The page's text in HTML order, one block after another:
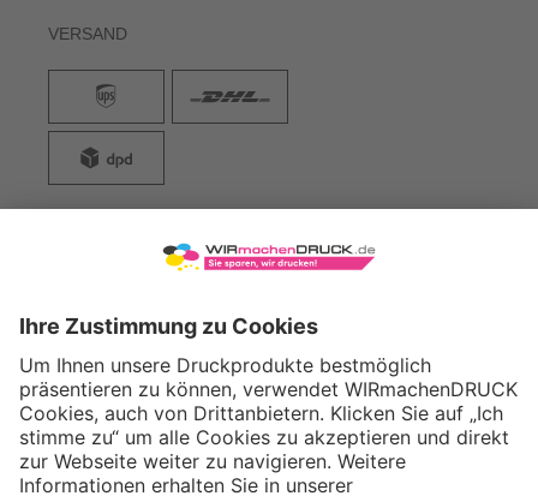
VERSAND
WIRmachenDRUCK GmbH
71522 Backnang
Tel.: +49 (0) 711 995 982 - 20
Fax: +49 (0) 711 995 982 - 21
SOCIAL MEDIA